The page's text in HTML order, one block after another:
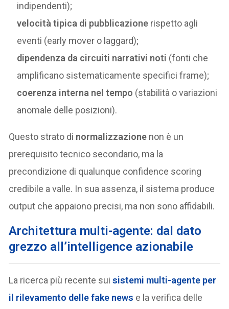
indipendenti);
velocità tipica di pubblicazione rispetto agli
eventi (early mover o laggard);
dipendenza da circuiti narrativi noti (fonti che
amplificano sistematicamente specifici frame);
coerenza interna nel tempo (stabilità o variazioni
anomale delle posizioni).
Questo strato di normalizzazione non è un
prerequisito tecnico secondario, ma la
precondizione di qualunque confidence scoring
credibile a valle. In sua assenza, il sistema produce
output che appaiono precisi, ma non sono affidabili.
Architettura multi-agente: dal dato
grezzo all’intelligence azionabile
La ricerca più recente suisistemi multi-agente per
il rilevamento delle fake news e la verifica delle